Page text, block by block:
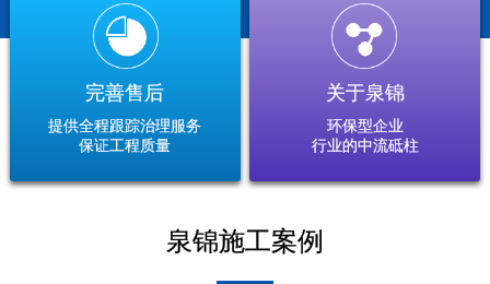
完善售后
提供全程跟踪治理服务
保证工程质量
关于泉锦
环保型企业
行业的中流砥柱
泉锦施工案例